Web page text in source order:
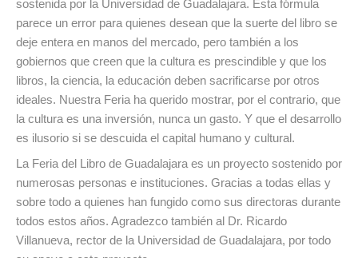
sostenida por la Universidad de Guadalajara. Esta fórmula
parece un error para quienes desean que la suerte del libro se
deje entera en manos del mercado, pero también a los
gobiernos que creen que la cultura es prescindible y que los
libros, la ciencia, la educación deben sacrificarse por otros
ideales. Nuestra Feria ha querido mostrar, por el contrario, que
la cultura es una inversión, nunca un gasto. Y que el desarrollo
es ilusorio si se descuida el capital humano y cultural.
La Feria del Libro de Guadalajara es un proyecto sostenido por
numerosas personas e instituciones. Gracias a todas ellas y
sobre todo a quienes han fungido como sus directoras durante
todos estos años. Agradezco también al Dr. Ricardo
Villanueva, rector de la Universidad de Guadalajara, por todo